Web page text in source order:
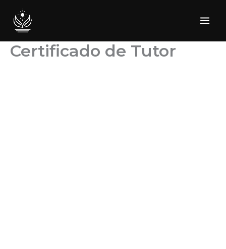
contenido
Certificado de Tutor